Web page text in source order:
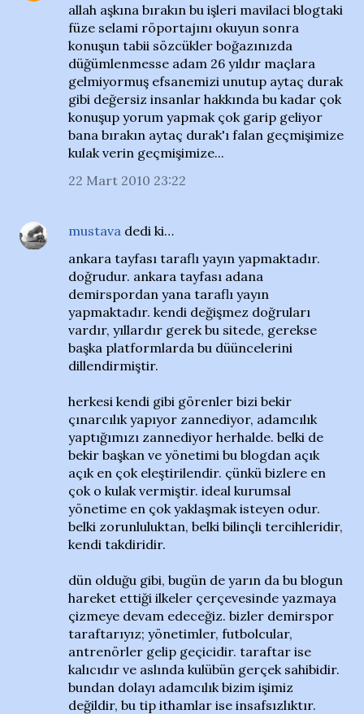
allah aşkına bırakın bu işleri mavilaci blogtaki
füze selami röportajını okuyun sonra
konuşun tabii sözcükler boğazınızda
düğümlenmesse adam 26 yıldır maçlara
gelmiyormuş efsanemizi unutup aytaç durak
gibi değersiz insanlar hakkında bu kadar çok
konuşup yorum yapmak çok garip geliyor
bana bırakın aytaç durak'ı falan geçmişimize
kulak verin geçmişimize...
22 Mart 2010 23:22
mustava dedi ki…
ankara tayfası taraflı yayın yapmaktadır.
doğrudur. ankara tayfası adana
demirspordan yana taraflı yayın
yapmaktadır. kendi değişmez doğruları
vardır, yıllardır gerek bu sitede, gerekse
başka platformlarda bu düüncelerini
dillendirmiştir.
herkesi kendi gibi görenler bizi bekir
çınarcılık yapıyor zannediyor, adamcılık
yaptığımızı zannediyor herhalde. belki de
bekir başkan ve yönetimi bu blogdan açık
açık en çok eleştirilendir. çünkü bizlere en
çok o kulak vermiştir. ideal kurumsal
yönetime en çok yaklaşmak isteyen odur.
belki zorunluluktan, belki bilinçli tercihleridir,
kendi takdiridir.
dün olduğu gibi, bugün de yarın da bu blogun
hareket ettiği ilkeler çerçevesinde yazmaya
çizmeye devam edeceğiz. bizler demirspor
taraftarıyız; yönetimler, futbolcular,
antrenörler gelip geçicidir. taraftar ise
kalıcıdır ve aslında kulübün gerçek sahibidir.
bundan dolayı adamcılık bizim işimiz
değildir, bu tip ithamlar ise insafsızlıktır.